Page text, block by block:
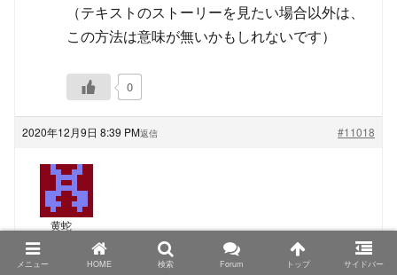
（テキストのストーリーを見たい場合以外は、
この方法は意味が無いかもしれないです）
0
2020年12月9日 8:39 PM #11018
返信
黄蛇
TRIMUI Model S、PowKiddyさん名義の物もシタンさ
メニュー HOME 検索 Forum トップ サイドバー